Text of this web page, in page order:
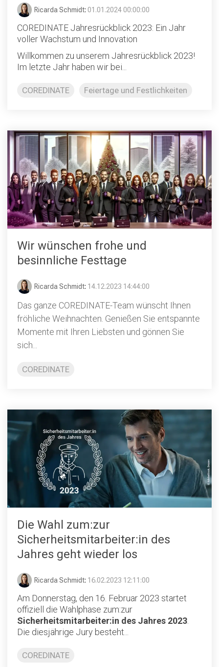
Ricarda Schmidt: 01.01.2024 00:00:00
COREDINATE Jahresrückblick 2023: Ein Jahr
voller Wachstum und Innovation
Willkommen zu unserem Jahresrückblick 2023!
Im letzte Jahr haben wir bei...
COREDINATE Feiertage und Festlichkeiten
Wir wünschen frohe und
besinnliche Festtage
Ricarda Schmidt: 14.12.2023 14:44:00
Das ganze COREDINATE-Team wünscht Ihnen
fröhliche Weihnachten. Genießen Sie entspannte
Momente mit Ihren Liebsten und gönnen Sie
sich...
COREDINATE
Die Wahl zum:zur
Sicherheitsmitarbeiter:in des
Jahres geht wieder los
Ricarda Schmidt: 16.02.2023 12:11:00
Am Donnerstag, den 16. Februar 2023 startet
offiziell die Wahlphase zum:zur
Sicherheitsmitarbeiter:in des Jahres 2023
Die diesjährige Jury besteht...
COREDINATE